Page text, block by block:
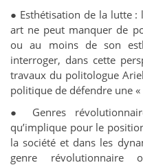
● Esthétisation de la lutte :
art ne peut manquer de
ou au moins de son
interroger, dans cette
travaux du politologue
politique de défendre une «
● Genres
qu’implique pour le
la société et dans les
genre